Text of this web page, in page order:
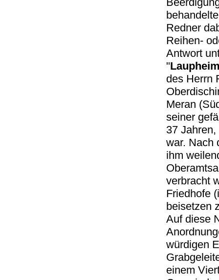
Redner
Reihen-
Antwort
"
des Herrn
Meran
seiner
37
war. Nach
ihm
verbracht
Friedhofe
beisetzen
Auf diese
würdigen
einem